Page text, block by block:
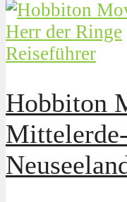
Herr der Ringe
Reiseführer
Hobbiton